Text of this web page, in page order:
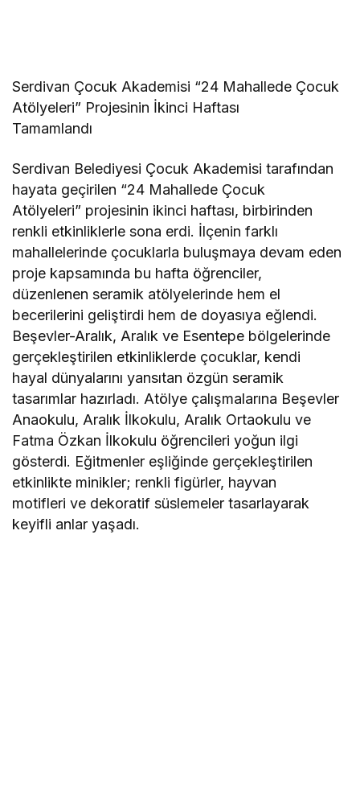
Serdivan Çocuk Akademisi “24 Mahallede Çocuk
Atölyeleri” Projesinin İkinci Haftası
Tamamlandı
Serdivan Belediyesi Çocuk Akademisi tarafından
hayata geçirilen “24 Mahallede Çocuk
Atölyeleri” projesinin ikinci haftası, birbirinden
renkli etkinliklerle sona erdi. İlçenin farklı
mahallelerinde çocuklarla buluşmaya devam eden
proje kapsamında bu hafta öğrenciler,
düzenlenen seramik atölyelerinde hem el
becerilerini geliştirdi hem de doyasıya eğlendi.
Beşevler-Aralık, Aralık ve Esentepe bölgelerinde
gerçekleştirilen etkinliklerde çocuklar, kendi
hayal dünyalarını yansıtan özgün seramik
tasarımlar hazırladı. Atölye çalışmalarına Beşevler
Anaokulu, Aralık İlkokulu, Aralık Ortaokulu ve
Fatma Özkan İlkokulu öğrencileri yoğun ilgi
gösterdi. Eğitmenler eşliğinde gerçekleştirilen
etkinlikte minikler; renkli figürler, hayvan
motifleri ve dekoratif süslemeler tasarlayarak
keyifli anlar yaşadı.